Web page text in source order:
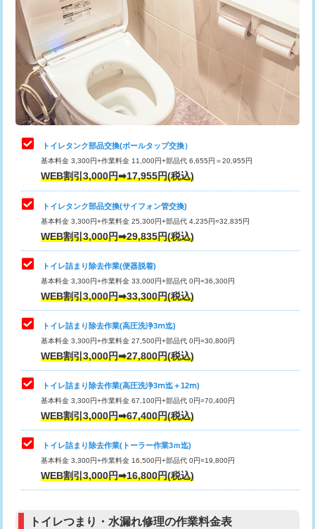
トイレタンク部品交換(ボールタップ交換）
基本料金 3,300円+作業料金 11,000円+部品代 6,655円＝20,955円
WEB割引3,000円➡17,955円(税込)
トイレタンク部品交換(サイフォン管交換)
基本料金 3,300円+作業料金 25,300円+部品代 4,235円=32,835円
WEB割引3,000円➡29,835円(税込)
トイレ詰まり除去作業(便器脱着)
基本料金 3,300円+作業料金 33,000円+部品代 0円=36,300円
WEB割引3,000円➡33,300円(税込)
トイレ詰まり除去作業(高圧洗浄3ⅿ迄)
基本料金 3,300円+作業料金 27,500円+部品代 0円=30,800円
WEB割引3,000円➡27,800円(税込)
トイレ詰まり除去作業(高圧洗浄3ⅿ迄＋12ⅿ)
基本料金 3,300円+作業料金 67,100円+部品代 0円=70,400円
WEB割引3,000円➡67,400円(税込)
トイレ詰まり除去作業(トーラー作業3ｍ迄)
基本料金 3,300円+作業料金 16,500円+部品代 0円=19,800円
WEB割引3,000円➡16,800円(税込)
トイレつまり・水漏れ修理の作業料金表